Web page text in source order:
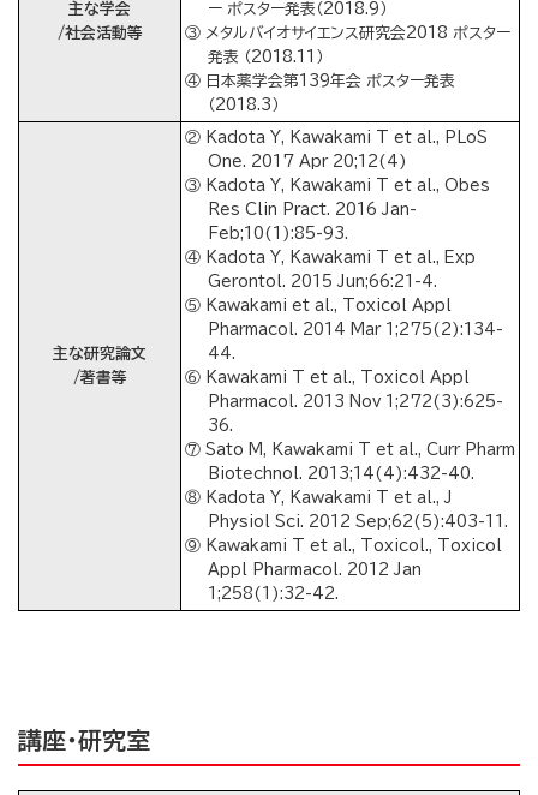
主な学会
/社会活動等
ー ポスター発表（2018.9）
③ メタルバイオサイエンス研究会2018 ポスター
発表 （2018.11）
④ 日本薬学会第139年会 ポスター発表
（2018.3）
主な研究論文
/著書等
② Kadota Y, Kawakami T et al., PLoS
One. 2017 Apr 20;12(4)
③ Kadota Y, Kawakami T et al., Obes
Res Clin Pract. 2016 Jan-
Feb;10(1):85-93.
④ Kadota Y, Kawakami T et al., Exp
Gerontol. 2015 Jun;66:21-4.
⑤ Kawakami et al., Toxicol Appl
Pharmacol. 2014 Mar 1;275(2):134-
44.
⑥ Kawakami T et al., Toxicol Appl
Pharmacol. 2013 Nov 1;272(3):625-
36.
⑦ Sato M, Kawakami T et al., Curr Pharm
Biotechnol. 2013;14(4):432-40.
⑧ Kadota Y, Kawakami T et al., J
Physiol Sci. 2012 Sep;62(5):403-11.
⑨ Kawakami T et al., Toxicol., Toxicol
Appl Pharmacol. 2012 Jan
1;258(1):32-42.
講座・研究室